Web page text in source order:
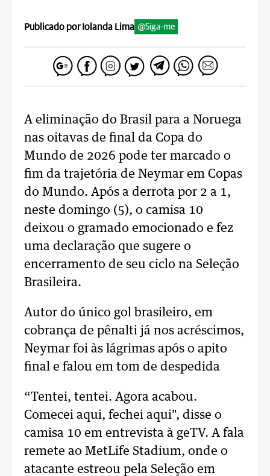
Publicado por Iolanda Lima @Siga-me
A eliminação do Brasil para a Noruega
nas oitavas de final da Copa do
Mundo de 2026 pode ter marcado o
fim da trajetória de Neymar em Copas
do Mundo. Após a derrota por 2 a 1,
neste domingo (5), o camisa 10
deixou o gramado emocionado e fez
uma declaração que sugere o
encerramento de seu ciclo na Seleção
Brasileira.
Autor do único gol brasileiro, em
cobrança de pênalti já nos acréscimos,
Neymar foi às lágrimas após o apito
final e falou em tom de despedida
“Tentei, tentei. Agora acabou.
Comecei aqui, fechei aqui", disse o
camisa 10 em entrevista à geTV. A fala
remete ao MetLife Stadium, onde o
atacante estreou pela Seleção em